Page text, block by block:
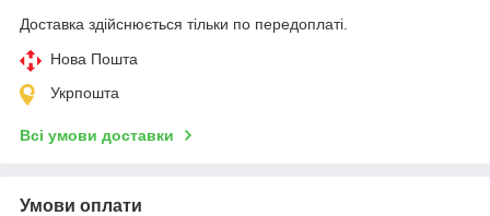
Доставка здійснюється тільки по передоплаті.
Нова Пошта
Укрпошта
Всі умови доставки
Умови оплати